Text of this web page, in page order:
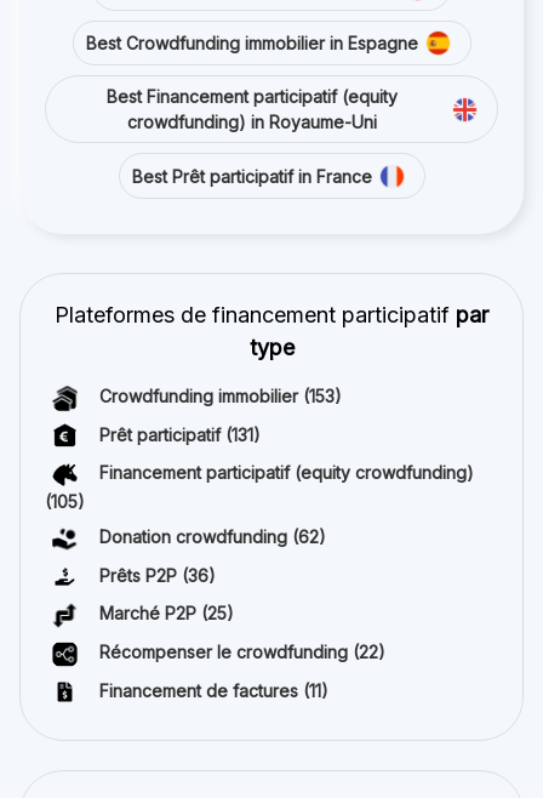
Best Crowdfunding immobilier in Espagne
Best Financement participatif (equity
crowdfunding) in Royaume-Uni
Best Prêt participatif in France
Plateformes de financement participatif par
type
Crowdfunding immobilier (153)
Prêt participatif (131)
Financement participatif (equity crowdfunding)
(105)
Donation crowdfunding (62)
Prêts P2P (36)
Marché P2P (25)
Récompenser le crowdfunding (22)
Financement de factures (11)